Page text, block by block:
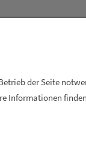
der Seite
Informationen